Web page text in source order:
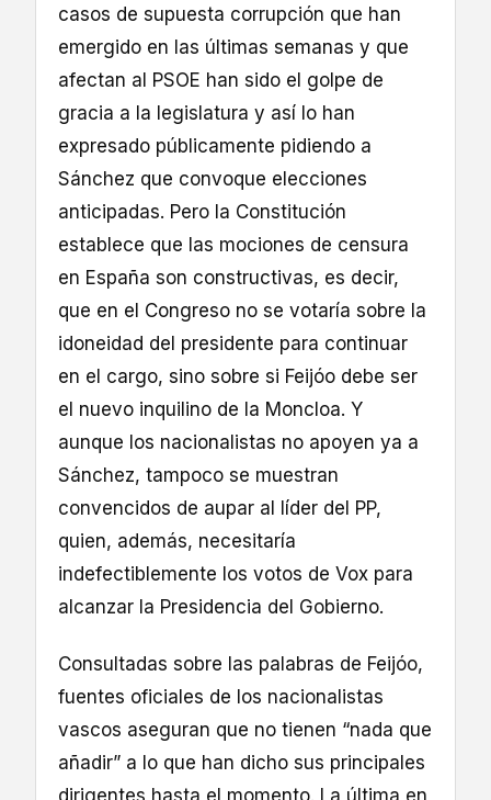
casos de supuesta corrupción que han
emergido en las últimas semanas y que
afectan al PSOE han sido el golpe de
gracia a la legislatura y así lo han
expresado públicamente pidiendo a
Sánchez que convoque elecciones
anticipadas. Pero la Constitución
establece que las mociones de censura
en España son constructivas, es decir,
que en el Congreso no se votaría sobre la
idoneidad del presidente para continuar
en el cargo, sino sobre si Feijóo debe ser
el nuevo inquilino de la Moncloa. Y
aunque los nacionalistas no apoyen ya a
Sánchez, tampoco se muestran
convencidos de aupar al líder del PP,
quien, además, necesitaría
indefectiblemente los votos de Vox para
alcanzar la Presidencia del Gobierno.
Consultadas sobre las palabras de Feijóo,
fuentes oficiales de los nacionalistas
vascos aseguran que no tienen “nada que
añadir” a lo que han dicho sus principales
dirigentes hasta el momento. La última en